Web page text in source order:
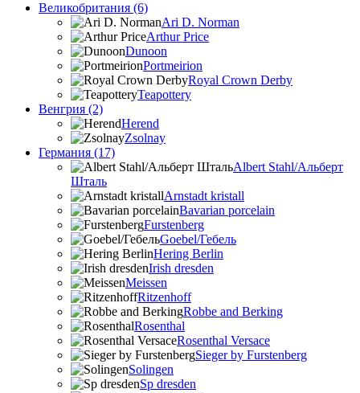
Великобритания (6)
Ari D. Norman
Arthur Price
Dunoon
Portmeirion
Royal Crown Derby
Teapottery
Венгрия (2)
Herend
Zsolnay
Германия (17)
Albert Stahl/Альбеpт
Шталь
Arnstadt kristall
Bavarian porcelain
Furstenberg
Goebel/Гебель
Hering Berlin
Irish dresden
Meissen
Ritzenhoff
Robbe and Berking
Rosenthal
Rosenthal Versace
Sieger by Furstenberg
Solingen
Sp dresden